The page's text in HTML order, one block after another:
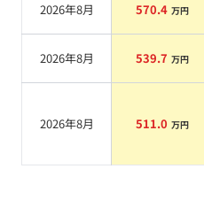
2026年8月 570.4 万円
2026年8月 539.7 万円
2026年8月 511.0 万円